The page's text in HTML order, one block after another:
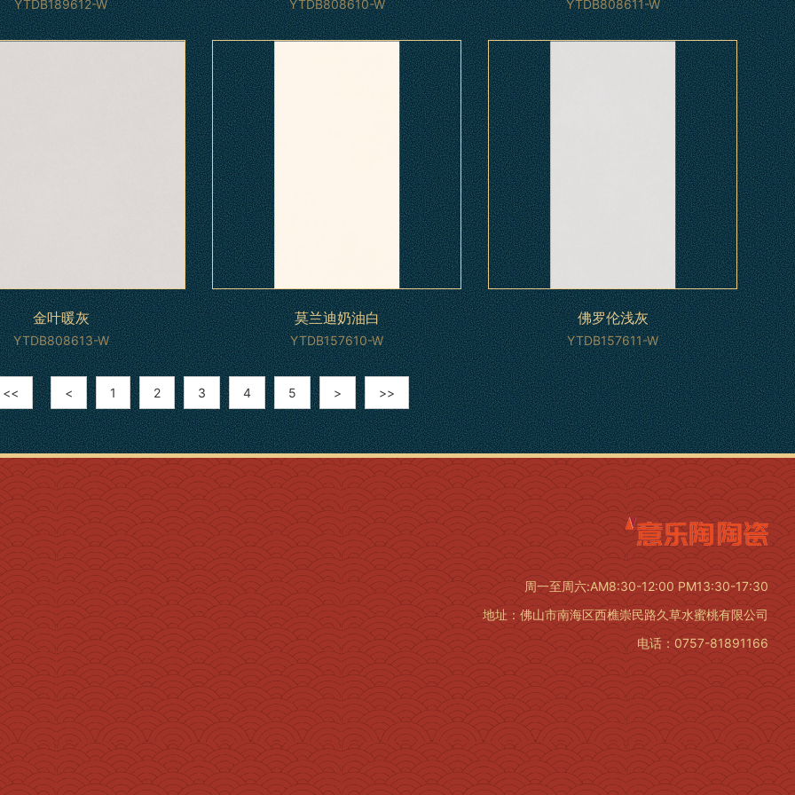
YTDB189612-W YTDB808610-W YTDB808611-W
金叶暖灰
YTDB808613-W
莫兰迪奶油白
YTDB157610-W
佛罗伦浅灰
YTDB157611-W
<< < 1 2 3 4 5 > >>
周一至周六:AM8:30-12:00 PM13:30-17:30
地址：佛山市南海区西樵崇民路久草水蜜桃有限公司
电话：0757-81891166